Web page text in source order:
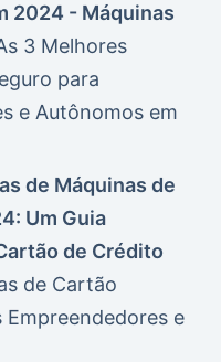
2024 - Máquinas
3 Melhores
para
e Autônomos em
de Máquinas de
Um Guia
de Crédito
de Cartão
Empreendedores e